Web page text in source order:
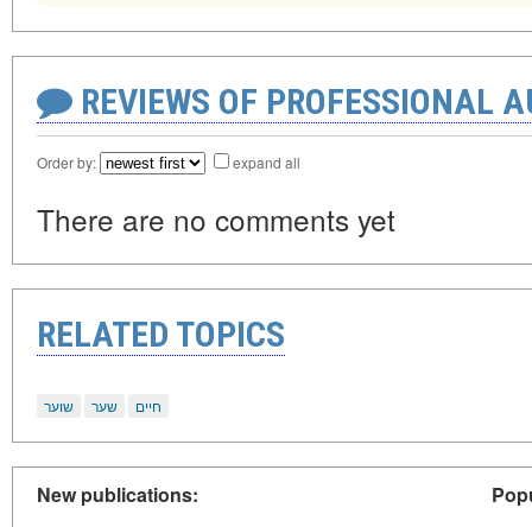
REVIEWS OF PROFESSIONAL
Order by: expand all
There are no comments yet
RELATED TOPICS
שוער שער חיים
New publications: